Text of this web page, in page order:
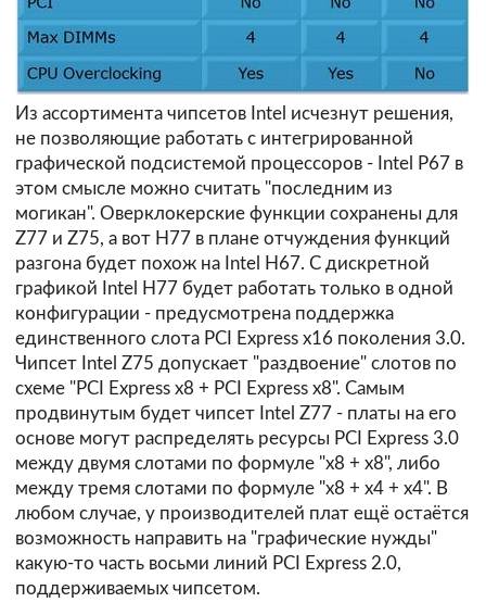
Из ассортимента чипсетов Intel исчезнут решения,
не позволяющие работать с интегрированной
графической подсистемой процессоров - Intel P67 в
этом смысле можно считать "последним из
могикан". Оверклокерские функции сохранены для
Z77 и Z75, а вот H77 в плане отчуждения функций
разгона будет похож на Intel H67. С дискретной
графикой Intel H77 будет работать только в одной
конфигурации - предусмотрена поддержка
единственного слота PCI Express x16 поколения 3.0.
Чипсет Intel Z75 допускает "раздвоение" слотов по
схеме "PCI Express x8 + PCI Express x8". Самым
продвинутым будет чипсет Intel Z77 - платы на его
основе могут распределять ресурсы PCI Express 3.0
между двумя слотами по формуле "x8 + x8", либо
между тремя слотами по формуле "x8 + x4 + x4". В
любом случае, у производителей плат ещё остаётся
возможность направить на "графические нужды"
какую-то часть восьми линий PCI Express 2.0,
поддерживаемых чипсетом.